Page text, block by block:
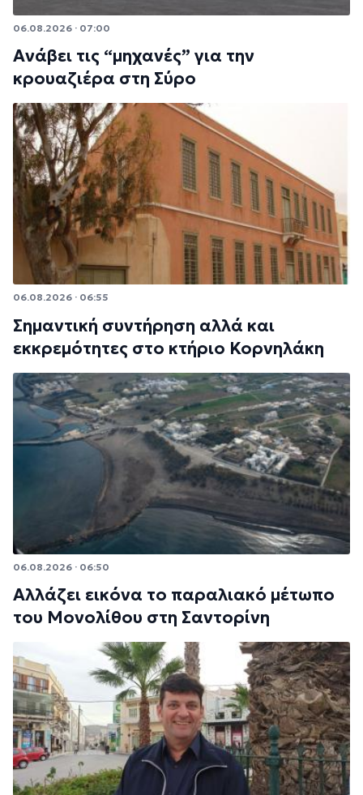
06.08.2026 · 07:00
Ανάβει τις “μηχανές” για την
κρουαζιέρα στη Σύρο
06.08.2026 · 06:55
Σημαντική συντήρηση αλλά και
εκκρεμότητες στο κτήριο Κορνηλάκη
06.08.2026 · 06:50
Αλλάζει εικόνα το παραλιακό μέτωπο
του Μονολίθου στη Σαντορίνη